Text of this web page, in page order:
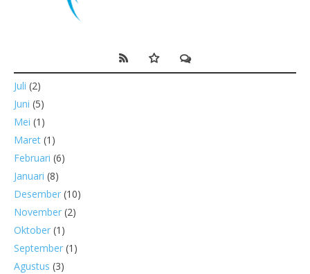
Juli (2)
Juni (5)
Mei (1)
Maret (1)
Februari (6)
Januari (8)
Desember (10)
November (2)
Oktober (1)
September (1)
Agustus (3)